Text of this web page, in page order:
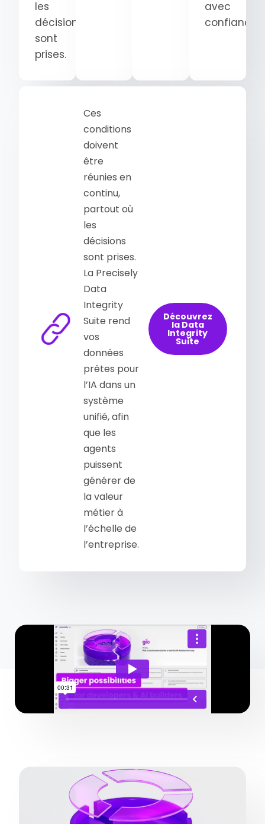
les
décisions
sont
prises.
avec
confiance.
Ces
conditions
doivent
être
réunies en
continu,
partout où
les
décisions
sont prises.
La Precisely
Data
Integrity
Suite rend
vos
données
prêtes pour
l’IA dans un
système
unifié, afin
que les
agents
puissent
générer de
la valeur
métier à
l’échelle de
l’entreprise.
Découvrez
la Data
Integrity
Suite